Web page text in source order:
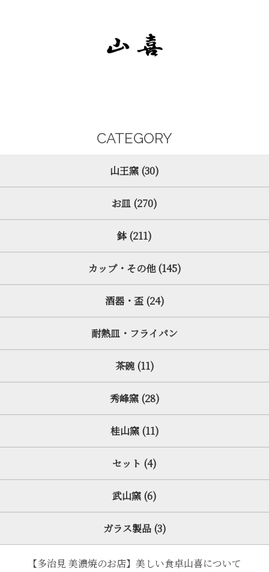
CATEGORY
山王窯 (30)
お皿 (270)
鉢 (211)
カップ・その他 (145)
酒器・盃 (24)
耐熱皿・フライパン
茶碗 (11)
秀峰窯 (28)
桂山窯 (11)
セット (4)
武山窯 (6)
ガラス製品 (3)
【多治見 美濃焼のお店】美しい食卓山喜について